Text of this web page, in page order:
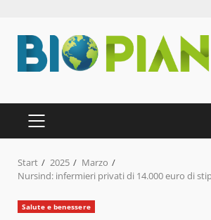
Inhalt
springen
PRIMÄRES
MENÜ
Start 2025
Marzo
Nursind: infermieri privati di 14.000 euro di
Salute e benessere